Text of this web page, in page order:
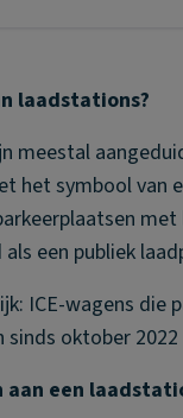
laadstations?
meestal
het symbool van
een publiek
ICE-wagens
oktober
aan een